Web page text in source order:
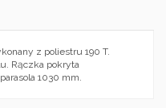
z poliestru 190 T.
Rączka pokryta
1030 mm.